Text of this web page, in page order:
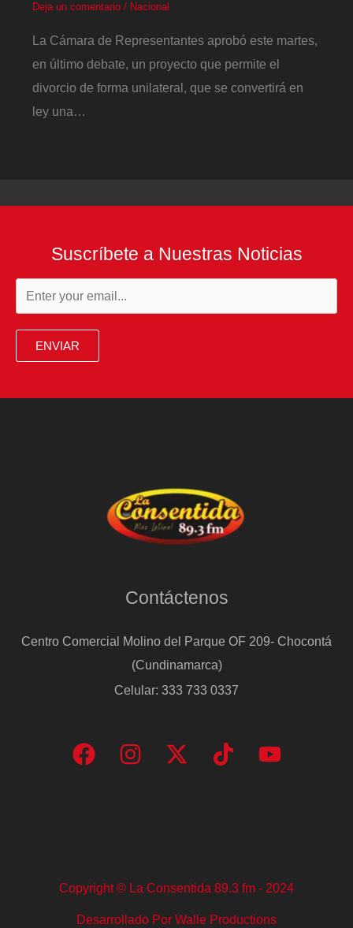
Deja un comentario / Nacional
La Cámara de Representantes aprobó este martes,
en último debate, un proyecto que permite el
divorcio de forma unilateral, que se convertirá en
ley una…
Suscríbete a Nuestras Noticias
ENVIAR
Contáctenos
Centro Comercial Molino del Parque OF 209- Chocontá
(Cundinamarca)
Celular: 333 733 0337
Copyright © La Consentida 89.3 fm - 2024
Desarrollado Por Walle Productions